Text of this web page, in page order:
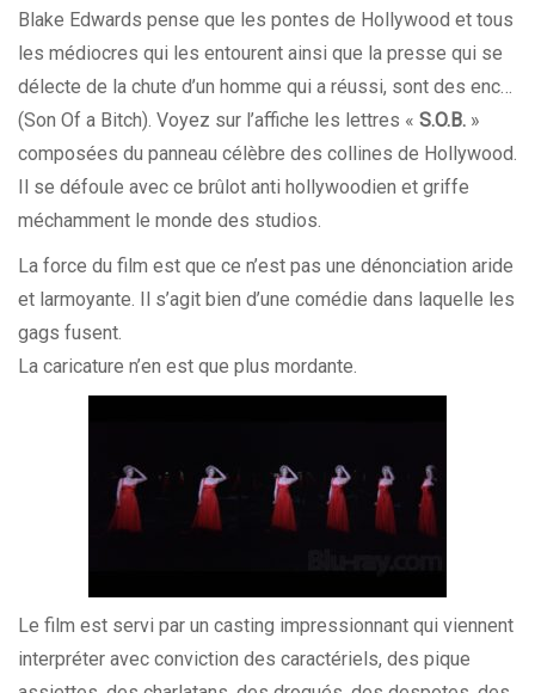
Blake Edwards pense que les pontes de Hollywood et tous
les médiocres qui les entourent ainsi que la presse qui se
délecte de la chute d’un homme qui a réussi, sont des enc…
(Son Of a Bitch). Voyez sur l’affiche les lettres « S.O.B. »
composées du panneau célèbre des collines de Hollywood.
Il se défoule avec ce brûlot anti hollywoodien et griffe
méchamment le monde des studios.
La force du film est que ce n’est pas une dénonciation aride
et larmoyante. Il s’agit bien d’une comédie dans laquelle les
gags fusent.
La caricature n’en est que plus mordante.
Le film est servi par un casting impressionnant qui viennent
interpréter avec conviction des caractériels, des pique